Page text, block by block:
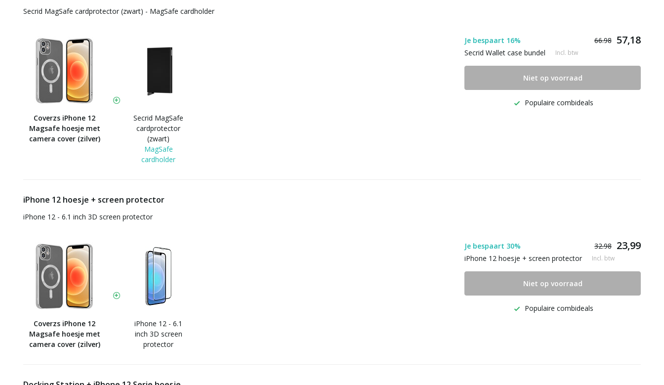
Secrid MagSafe cardprotector (zwart) - MagSafe cardholder
Coverzs iPhone 12
Magsafe hoesje met
camera cover (zilver)
Secrid MagSafe
cardprotector
(zwart)
MagSafe
cardholder
Je bespaart 16% 66.98 57,18
Secrid Wallet case bundel Incl. btw
Niet op voorraad
Populaire combideals
iPhone 12 hoesje + screen protector
iPhone 12 - 6.1 inch 3D screen protector
Coverzs iPhone 12
Magsafe hoesje met
camera cover (zilver)
iPhone 12 - 6.1
inch 3D screen
protector
Je bespaart 30% 32.98 23,99
iPhone 12 hoesje + screen protector Incl. btw
Niet op voorraad
Populaire combideals